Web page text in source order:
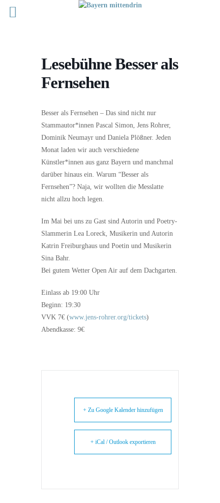
Lesebühne Besser als
Fernsehen
Besser als Fernsehen – Das sind nicht nur
Stammautor*innen Pascal Simon, Jens Rohrer,
Dominik Neumayr und Daniela Plößner. Jeden
Monat laden wir auch verschiedene
Künstler*innen aus ganz Bayern und manchmal
darüber hinaus ein. Warum “Besser als
Fernsehen”? Naja, wir wollten die Messlatte
nicht allzu hoch legen.
Im Mai bei uns zu Gast sind Autorin und Poetry-
Slammerin Lea Loreck, Musikerin und Autorin
Katrin Freiburghaus und Poetin und Musikerin
Sina Bahr.
Bei gutem Wetter Open Air auf dem Dachgarten.
Einlass ab 19:00 Uhr
Beginn: 19:30
VVK 7€ (www.jens-rohrer.org/tickets)
Abendkasse: 9€
+ Zu Google Kalender hinzufügen
+ iCal / Outlook exportieren